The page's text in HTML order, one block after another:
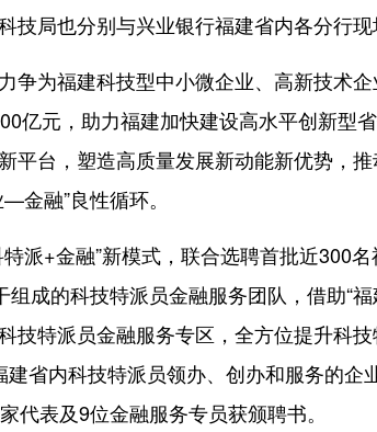
局也分别与兴业银行福建省内各分行现
为福建科技型中小微企业、高新技术企
亿元，助力福建加快建设高水平创新型
平台，塑造高质量发展新动能新优势，
融”良性循环。
+金融”新模式，联合选聘首批近300
成的科技特派员金融服务团队，借助“
技特派员金融服务专区，全方位提升科
省内科技特派员领办、创办和服务的企
代表及9位金融服务专员获颁聘书。